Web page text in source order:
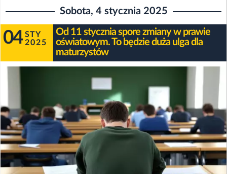
Sobota, 4 stycznia 2025
04 STY
2025
Od 11 stycznia spore zmiany w prawie
oświatowym. To będzie duża ulga dla
maturzystów